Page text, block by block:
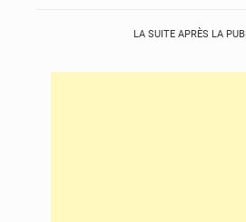
LA SUITE APRÈS LA